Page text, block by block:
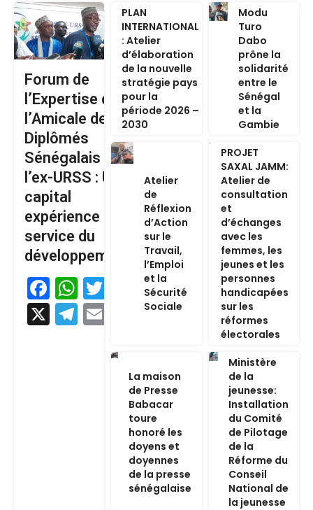
Forum de
l’Expertise de
l’Amicale des
Diplômés
Sénégalais de
l’ex-URSS : Un
capital
expérience au
service du
développement
Facebook
WhatsApp
Twitter
X
Telegram
Email
PLAN
INTERNATIONAL
: Atelier
d’élaboration
de la nouvelle
stratégie pays
pour la
période 2026 –
2030
Modu
Turo
Dabo
prône la
solidarité
entre le
Sénégal
et la
Gambie
Atelier
de
Réflexion
d’Action
sur le
Travail,
l’Emploi
et la
Sécurité
Sociale
PROJET
SAXAL JAMM:
Atelier de
consultation
et
d’échanges
avec les
femmes, les
jeunes et les
personnes
handicapées
sur les
réformes
électorales
La maison
de Presse
Babacar
toure
honoré les
doyens et
doyennes
de la presse
sénégalaise
Ministère
de la
jeunesse:
Installation
du Comité
de Pilotage
de la
Réforme du
Conseil
National de
la jeunesse